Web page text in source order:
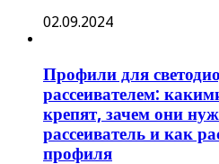
02.09.2024
Профили для
рассеивателем:
крепят, зачем они
рассеиватель и как
профиля